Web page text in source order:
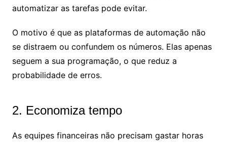
automatizar as tarefas pode evitar.
O motivo é que as plataformas de automação não
se distraem ou confundem os números. Elas apenas
seguem a sua programação, o que reduz a
probabilidade de erros.
2. Economiza tempo
As equipes financeiras não precisam gastar horas